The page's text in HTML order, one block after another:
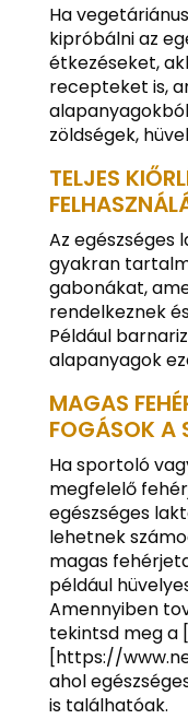
Ha
kipróbálni az
étkezéseket,
recepteket is,
zöldségek,
TELJES
Az egészséges
gyakran
gabonákat,
rendelkeznek
Például
alapanyagok
MAGAS
FOGÁSOK A
Ha sportoló
megfelelő
egészséges
lehetnek
magas
például
Amennyiben
tekintsd meg a
[https://
ahol
is találhatóak.